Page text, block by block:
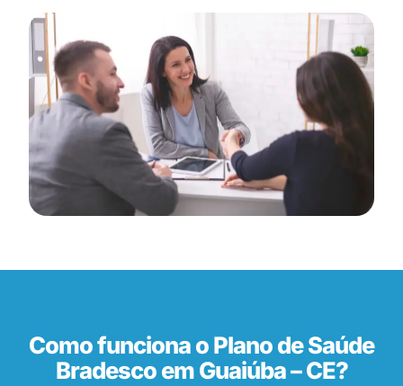
Como funciona o Plano de Saúde
Bradesco em Guaiúba – CE?